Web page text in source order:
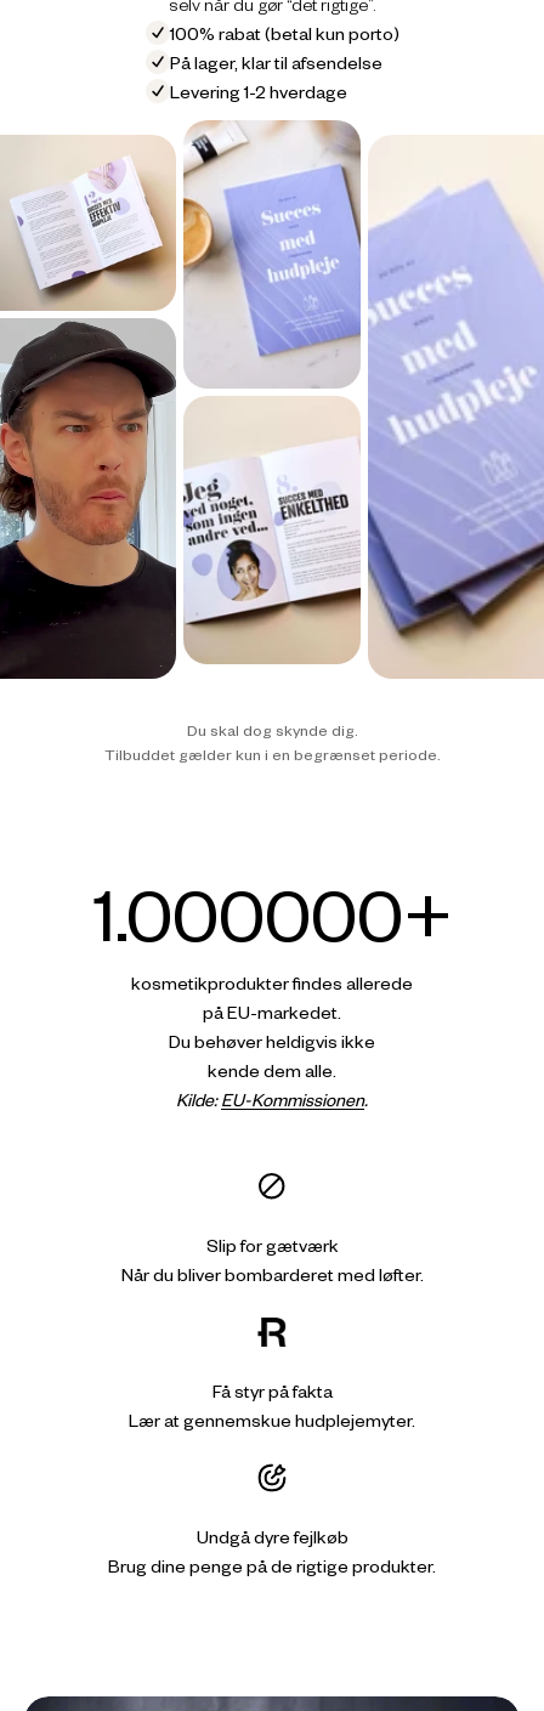
100% rabat (betal kun porto)
På lager, klar til afsendelse
Levering 1-2 hverdage
Du skal dog skynde dig.
Tilbuddet gælder kun i en begrænset periode.
1.000000+
kosmetikprodukter findes allerede
på EU-markedet.
Du behøver heldigvis ikke
kende dem alle.
Kilde:EU-Kommissionen.
Slip for gætværk
Når du bliver bombarderet med løfter.
Få styr på fakta
Lær at gennemskue hudplejemyter.
Undgå dyre fejlkøb
Brug dine penge på de rigtige produkter.